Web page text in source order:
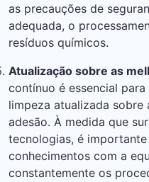
as precauções de
adequada, o
resíduos químicos.
Atualização sobre as
contínuo é essencial
limpeza atualizada sobre
adesão. À medida que
tecnologias, é
conhecimentos com a
constantemente os